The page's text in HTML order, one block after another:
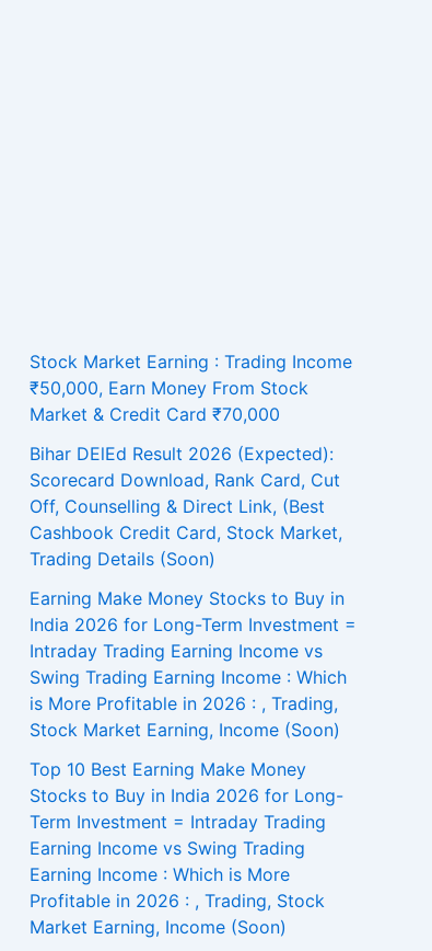
Stock Market Earning : Trading Income
₹50,000, Earn Money From Stock
Market & Credit Card ₹70,000
Bihar DElEd Result 2026 (Expected):
Scorecard Download, Rank Card, Cut
Off, Counselling & Direct Link, (Best
Cashbook Credit Card, Stock Market,
Trading Details (Soon)
Earning Make Money Stocks to Buy in
India 2026 for Long-Term Investment =
Intraday Trading Earning Income vs
Swing Trading Earning Income : Which
is More Profitable in 2026 : , Trading,
Stock Market Earning, Income (Soon)
Top 10 Best Earning Make Money
Stocks to Buy in India 2026 for Long-
Term Investment = Intraday Trading
Earning Income vs Swing Trading
Earning Income : Which is More
Profitable in 2026 : , Trading, Stock
Market Earning, Income (Soon)